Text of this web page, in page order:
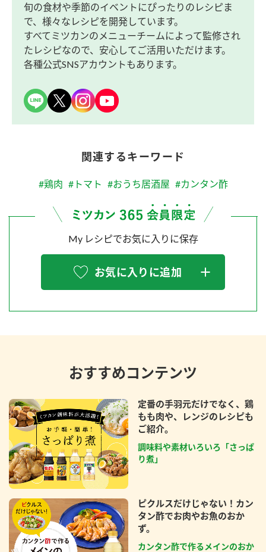
旬の食材や季節のイベントにぴったりのレシピま
で、様々なレシピを開発しています。
すべてミツカンのメニューチームによって監修され
たレシピなので、安心してご活用いただけます。
各種公式SNSアカウントもあります。
関連するキーワード
#鶏肉 #トマト #おうち居酒屋 #カンタン酢
My レシピでお気に入りに保存
お気に入りに追加
おすすめコンテンツ
定番の手羽元だけでなく、鶏
もも肉や、レンジのレシピも
ご紹介。
調味料や素材いろいろ「さっぱ
り煮」
ピクルスだけじゃない！カン
タン酢でお肉やお魚のおか
ず。
カンタン酢で作るメインのおか